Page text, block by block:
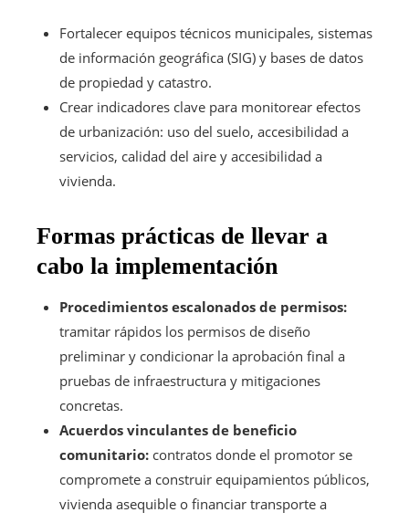
Fortalecer equipos técnicos municipales, sistemas
de información geográfica (SIG) y bases de datos
de propiedad y catastro.
Crear indicadores clave para monitorear efectos
de urbanización: uso del suelo, accesibilidad a
servicios, calidad del aire y accesibilidad a
vivienda.
Formas prácticas de llevar a
cabo la implementación
Procedimientos escalonados de permisos:
tramitar rápidos los permisos de diseño
preliminar y condicionar la aprobación final a
pruebas de infraestructura y mitigaciones
concretas.
Acuerdos vinculantes de beneficio
comunitario: contratos donde el promotor se
compromete a construir equipamientos públicos,
vivienda asequible o financiar transporte a